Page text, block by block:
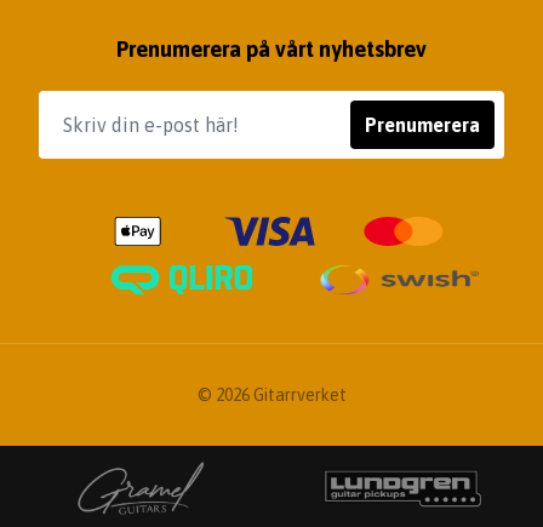
Prenumerera på vårt nyhetsbrev
Prenumerera
© 2026 Gitarrverket